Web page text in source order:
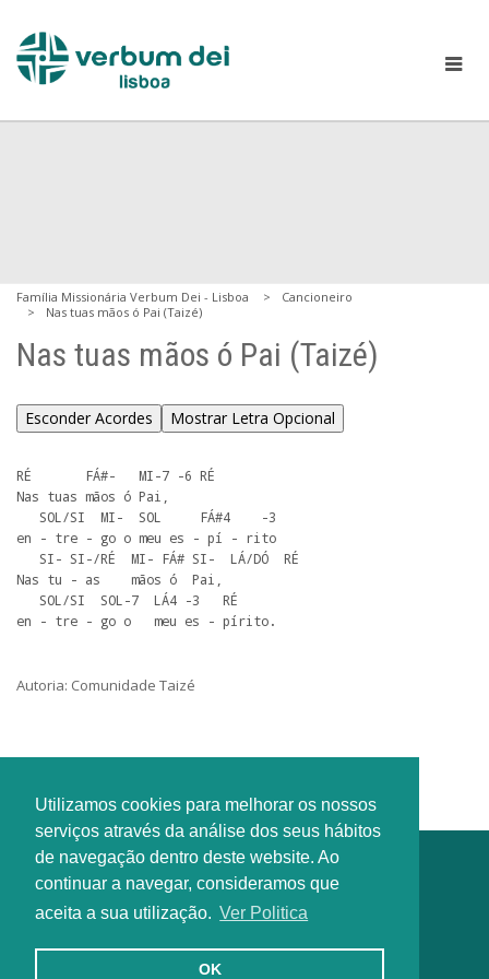
Utilizamos cookies para melhorar os nossos
serviços através da análise dos seus hábitos
de navegação dentro deste website. Ao
continuar a navegar, consideramos que
aceita a sua utilização. Ver Politica
OK
Família Missionária Verbum Dei - Lisboa
Cancioneiro
Nas tuas mãos ó Pai (Taizé)
Nas tuas mãos ó Pai (Taizé)
Esconder Acordes Mostrar Letra Opcional
RÉ       FÁ#-   MI-7 -6 RÉ
Nas tuas mãos ó Pai,
en - tre - go o meu es - pí - rito
Nas tu - as    mãos ó  Pai,
en - tre - go o   meu es - pírito.
Autoria: Comunidade Taizé